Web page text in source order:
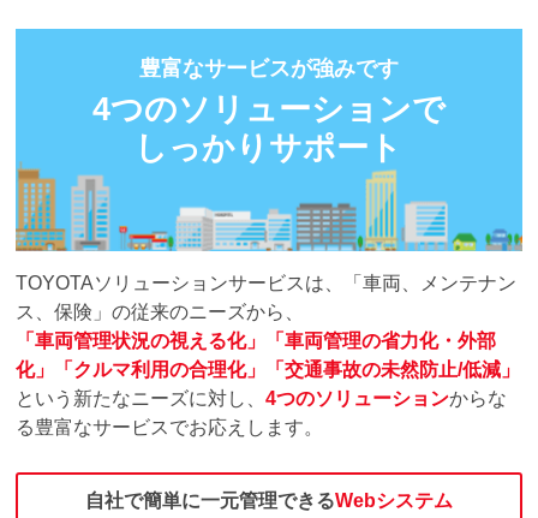
豊富なサービスが強みです
4つのソリューションで
しっかりサポート
TOYOTAソリューションサービスは、「車両、メンテナン
ス、保険」の従来のニーズから、
「車両管理状況の視える化」「車両管理の省力化・外部
化」「クルマ利用の合理化」「交通事故の未然防止/低減」
という新たなニーズに対し、4つのソリューションからな
る豊富なサービスでお応えします。
自社で簡単に一元管理できるWebシステム